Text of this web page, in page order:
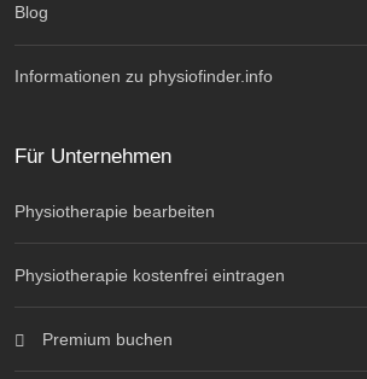
Blog
Informationen zu physiofinder.info
Für Unternehmen
Physiotherapie bearbeiten
Physiotherapie kostenfrei eintragen
Premium buchen